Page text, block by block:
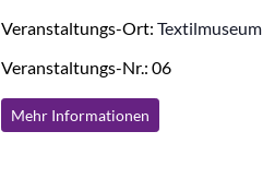
Veranstaltungs-Ort:Textilmuseum
Veranstaltungs-Nr.: 06
Mehr Informationen